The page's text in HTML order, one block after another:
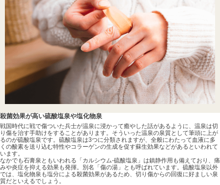
殺菌効果が高い硫酸塩泉や塩化物泉
戦国時代に戦で傷ついた兵士が温泉に浸かって癒やした話があるように、温泉は切
り傷を治す手助けをすることがあります。そういった温泉の泉質として筆頭に上が
るのが硫酸塩泉です。硫酸塩泉は3つに分類されますが、全般にわたって血液に多
くの酸素を送り込む特性やコラーゲンの生成を促す蘇生効果などがあるといわれて
います。
なかでも石膏泉ともいわれる「カルシウム-硫酸塩泉」は鎮静作用も備えており、痛
みや炎症を抑える効果も発揮。別名「傷の湯」とも呼ばれています。硫酸塩泉以外
では、塩化物泉も塩分による殺菌効果があるため、切り傷からの回復に好ましい泉
質だといえるでしょう。